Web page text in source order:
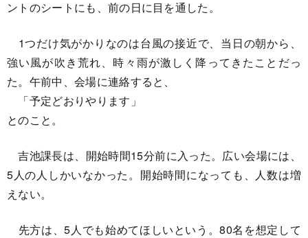
ントのシートにも、前の日に目を通した。
1つだけ気がかりなのは台風の接近で、当日の朝から、
強い風が吹き荒れ、時々雨が激しく降ってきたことだっ
た。午前中、会場に連絡すると、
「予定どおりやります」
とのこと。
吉池課長は、開始時間15分前に入った。広い会場には、
5人の人しかいなかった。開始時間になっても、人数は増
えない。
先方は、5人でも始めてほしいという。80名を想定して